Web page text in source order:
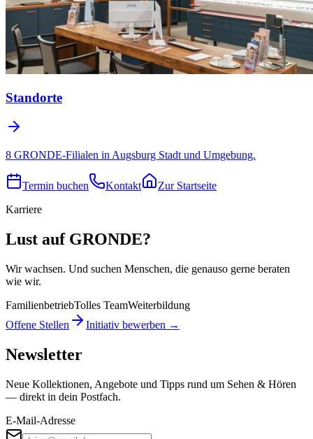
Standorte
8 GRONDE-Filialen in Augsburg Stadt und Umgebung.
Termin buchen Kontakt
Zur Startseite
Karriere
Lust auf GRONDE?
Wir wachsen. Und suchen Menschen, die genauso gerne beraten
wie wir.
FamilienbetriebTolles TeamWeiterbildung
Offene Stellen
Initiativ bewerben →
Newsletter
Neue Kollektionen, Angebote und Tipps rund um Sehen & Hören
— direkt in dein Postfach.
E-Mail-Adresse